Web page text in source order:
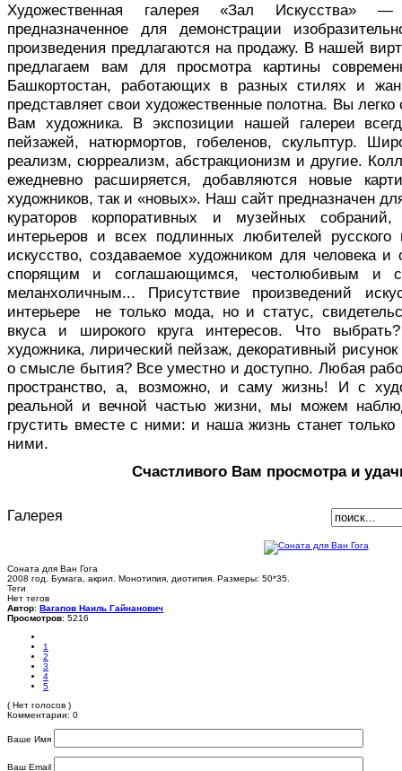
Художественная галерея «Зал Искусства» —
предназначенное для демонстрации
произведения предлагаются на продажу. В нашей
предлагаем вам для просмотра картины
Башкортостан, работающих в разных стилях и
представляет свои художественные полотна. Вы
Вам художника. В экспозиции нашей галереи
пейзажей, натюрмортов, гобеленов, скульптур.
реализм, сюрреализм, абстракционизм и другие.
ежедневно расширяется, добавляются новые
художников, так и «новых». Наш сайт предназначен
кураторов корпоративных и музейных
интерьеров и всех подлинных любителей
искусство, создаваемое художником для человека и
спорящим и соглашающимся, честолюбивым и
меланхоличным... Присутствие произведений
интерьере не только мода, но и статус,
вкуса и широкого круга интересов. Что
художника, лирический пейзаж, декоративный
о смысле бытия? Все уместно и доступно. Любая
пространство, а, возможно, и саму жизнь! И с
реальной и вечной частью жизни, мы можем
грустить вместе с ними: и наша жизнь станет только
ними.
Счастливого Вам просмотра и
Галерея
Соната для Ван Гога
2008 год. Бумага, акрил. Монотипия, диотипия. Размеры: 50*35.
Теги
Нет тегов
Автор: Вагапов Наиль Гайнанович
Просмотров: 5216
1
2
3
4
5
( Нет голосов )
Комментарии: 0
Ваше Имя
Ваш Email